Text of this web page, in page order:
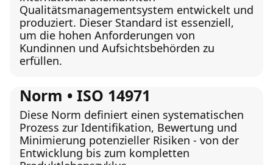
Qualitätsmanagementsystem entwickelt und
produziert. Dieser Standard ist essenziell,
um die hohen Anforderungen von
Kundinnen und Aufsichtsbehörden zu
erfüllen.
Norm • ISO 14971
Diese Norm definiert einen systematischen
Prozess zur Identifikation, Bewertung und
Minimierung potenzieller Risiken - von der
Entwicklung bis zum kompletten